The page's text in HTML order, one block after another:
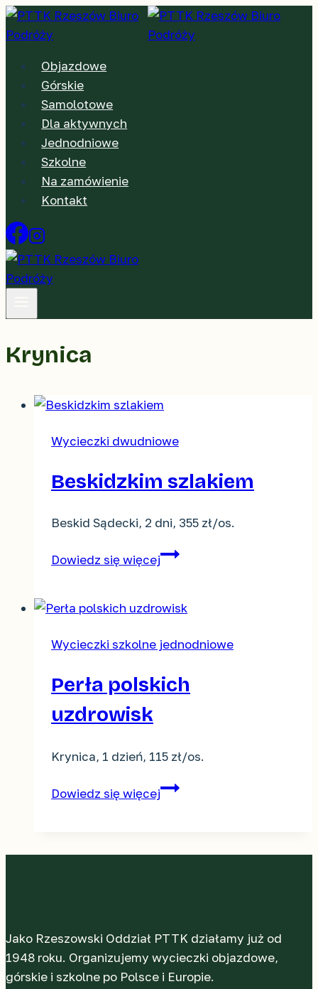
Przejdź
do
Objazdowe
Górskie
Samolotowe
Dla aktywnych
Jednodniowe
Szkolne
Na zamówienie
Kontakt
Krynica
Wycieczki dwudniowe
Beskidzkim szlakiem
Beskid Sądecki, 2 dni, 355 zł/os.
Dowiedz się więcejBeskidzkim
Wycieczki szkolne jednodniowe
Perła polskich
uzdrowisk
Krynica, 1 dzień, 115 zł/os.
Dowiedz się więcejPerła
Jako Rzeszowski Oddział PTTK działamy już od
1948 roku. Organizujemy wycieczki objazdowe,
górskie i szkolne po Polsce i Europie.